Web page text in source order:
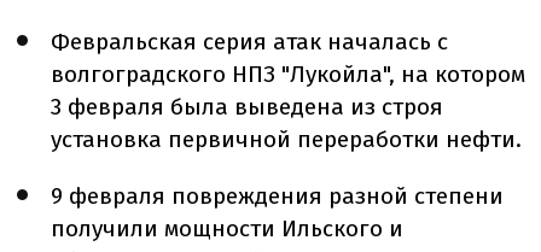
Февральская серия атак началась с
волгоградского НПЗ "Лукойла", на котором
3 февраля была выведена из строя
установка первичной переработки нефти.
9 февраля повреждения разной степени
получили мощности Ильского и